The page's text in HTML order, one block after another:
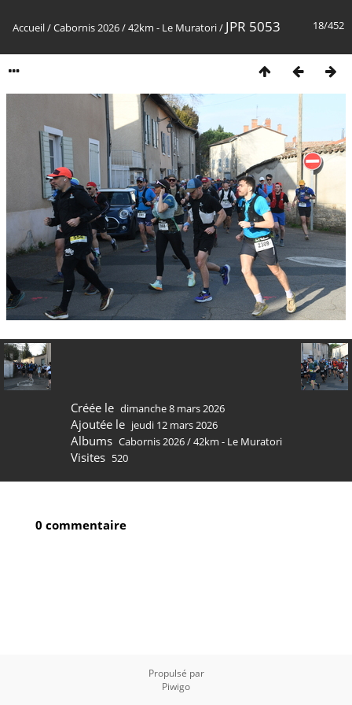
18/452
Accueil/Cabornis 2026/42km - Le Muratori/ JPR 5053
Créée le dimanche 8 mars 2026
Ajoutée le jeudi 12 mars 2026
Albums Cabornis 2026/42km - Le Muratori
Visites 520
0 commentaire
Propulsé par
Piwigo